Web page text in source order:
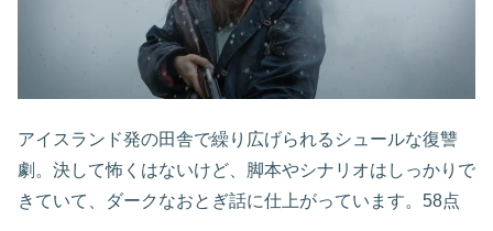
アイスランド発の田舎で繰り広げられるシュールな復讐
劇。決して怖くはないけど、脚本やシナリオはしっかりで
きていて、ダークなおとぎ話に仕上がっています。58点